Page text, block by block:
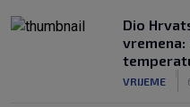
Dio
VRIJEME